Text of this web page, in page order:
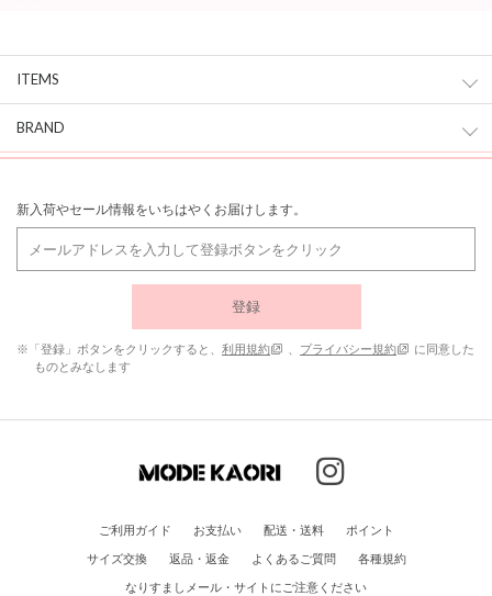
ITEMS
BRAND
新入荷やセール情報をいちはやくお届けします。
登録
※「登録」ボタンをクリックすると、 利用規約 プライバシー規約
に同意した
ものとみなします
ご利用ガイド お支払い 配送・送料
ポイント
サイズ交換
返品・返金 よくあるご質問
各種規約
なりすましメール・サイトにご注意ください